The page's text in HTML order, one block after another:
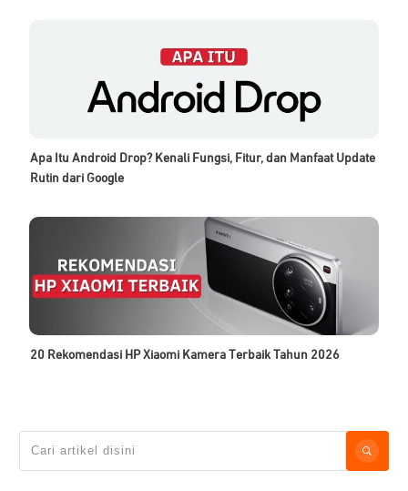
Apa Itu Android Drop? Kenali Fungsi, Fitur, dan Manfaat Update
Rutin dari Google
20 Rekomendasi HP Xiaomi Kamera Terbaik Tahun 2026